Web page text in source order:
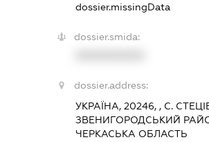
dossier.missingData
dossier.smida:
dossier.address:
УКРАЇНА, 20246, , С.
ЗВЕНИГОРОДСЬКИЙ
ЧЕРКАСЬКА ОБЛАСТЬ